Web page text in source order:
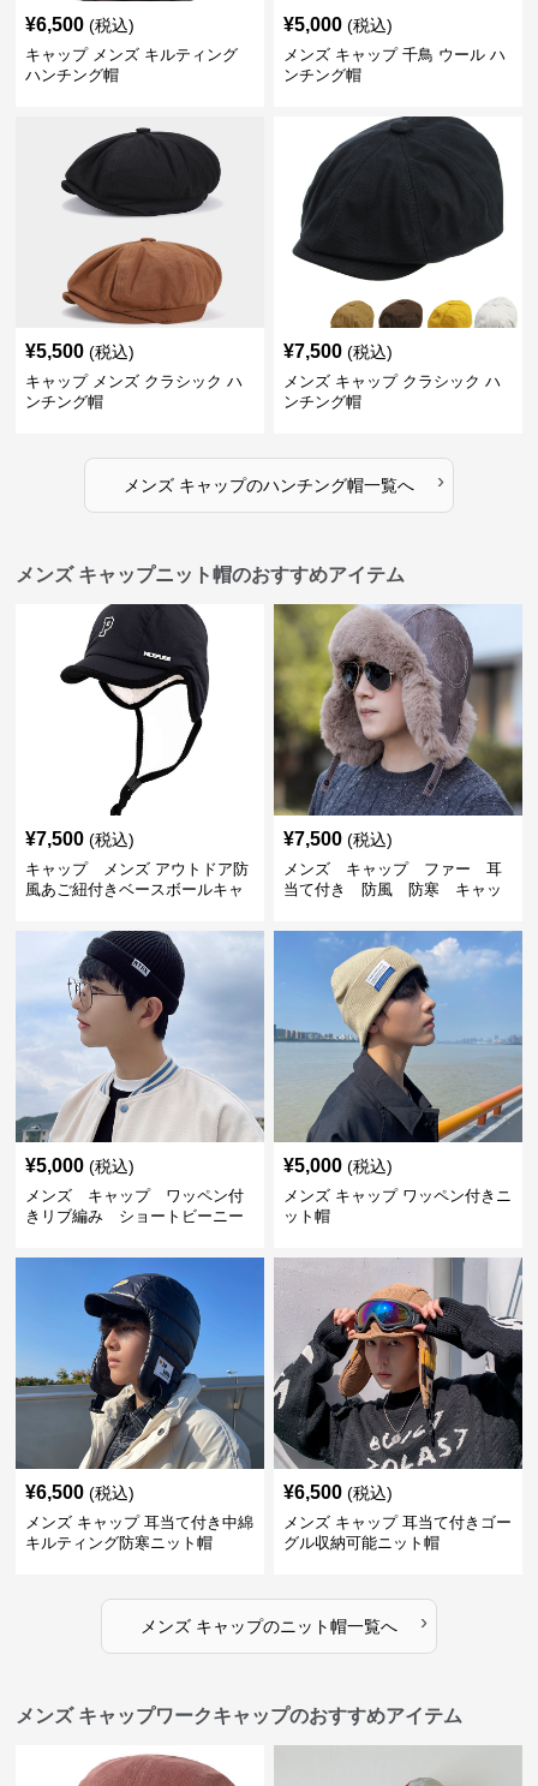
¥6,500 (税込)
キャップ メンズ キルティング
ハンチング帽
¥5,000 (税込)
メンズ キャップ 千鳥 ウール ハ
ンチング帽
¥5,500 (税込)
キャップ メンズ クラシック ハ
ンチング帽
¥7,500 (税込)
メンズ キャップ クラシック ハ
ンチング帽
メンズ キャップのハンチング帽一覧へ ›
メンズ キャップニット帽のおすすめアイテム
¥7,500 (税込)
キャップ メンズ アウトドア防
風あご紐付きベースボールキャ
¥7,500 (税込)
メンズ キャップ ファー 耳
当て付き 防風 防寒 キャッ
¥5,000 (税込)
メンズ キャップ ワッペン付
きリブ編み ショートビーニー
¥5,000 (税込)
メンズ キャップ ワッペン付きニ
ット帽
¥6,500 (税込)
メンズ キャップ 耳当て付き中綿
キルティング防寒ニット帽
¥6,500 (税込)
メンズ キャップ 耳当て付きゴー
グル収納可能ニット帽
メンズ キャップのニット帽一覧へ ›
メンズ キャップワークキャップのおすすめアイテム